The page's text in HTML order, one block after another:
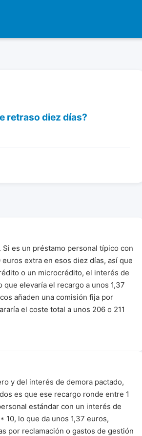
retraso diez días?
es un préstamo personal típico con
extra en esos diez días, así que
o un microcrédito, el interés de
elevaría el recargo a unos 1,37
añaden una comisión fija por
el coste total a unos 206 o 211
y del interés de demora pactado,
es que ese recargo ronde entre 1
estándar con un interés de
10, lo que da unos 1,37 euros,
por reclamación o gastos de gestión